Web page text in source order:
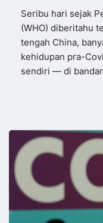
Seribu hari sejak
(WHO) diberitahu
tengah China,
kehidupan pra-
sendiri — di